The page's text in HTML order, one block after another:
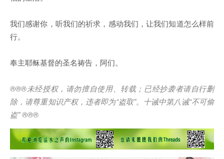
我们感谢你，听我们的祈求，感动我们，让我们知道怎么样前
行。
奉主耶稣基督的圣名祷告，阿们。
®®®未经授权，请勿擅自使用、转载；已经抄袭者请自行删
除，请尊重知识产权，违者即为“盗取”。十诫中第八诫“不可偷
盗” ®®®